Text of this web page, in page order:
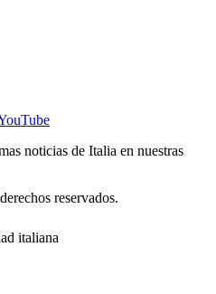
noticias de Italia en nuestras
reservados.
italiana